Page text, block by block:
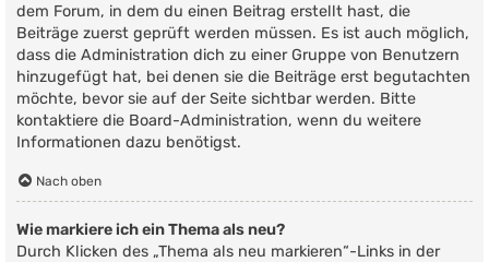
dem Forum, in dem du einen Beitrag erstellt hast, die
Beiträge zuerst geprüft werden müssen. Es ist auch möglich,
dass die Administration dich zu einer Gruppe von Benutzern
hinzugefügt hat, bei denen sie die Beiträge erst begutachten
möchte, bevor sie auf der Seite sichtbar werden. Bitte
kontaktiere die Board-Administration, wenn du weitere
Informationen dazu benötigst.
Nach oben
Wie markiere ich ein Thema als neu?
Durch Klicken des „Thema als neu markieren“-Links in der